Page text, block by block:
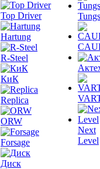
Top Driver
Hartung
R-Steel
КиК
Replica
ORW
Forsage
Диск
Next
Level